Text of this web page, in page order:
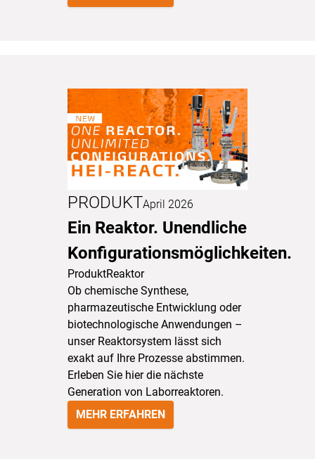
PRODUKTApril 2026
Ein Reaktor. Unendliche
Konfigurationsmöglichkeiten.
ProduktReaktor
Ob chemische Synthese,
pharmazeutische Entwicklung oder
biotechnologische Anwendungen –
unser Reaktorsystem lässt sich
exakt auf Ihre Prozesse abstimmen.
Erleben Sie hier die nächste
Generation von Laborreaktoren.
MEHR ERFAHREN